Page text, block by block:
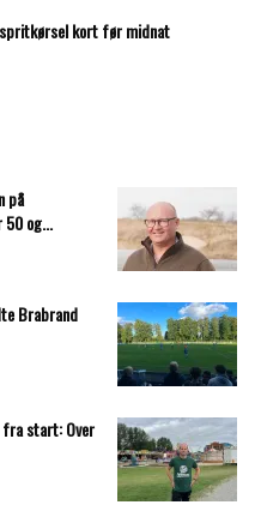
kort før midnat
på
50 og...
Brabrand
start: Over